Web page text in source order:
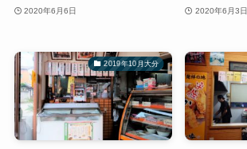
2020年6月6日 2020年6月3日
2019年10月大分